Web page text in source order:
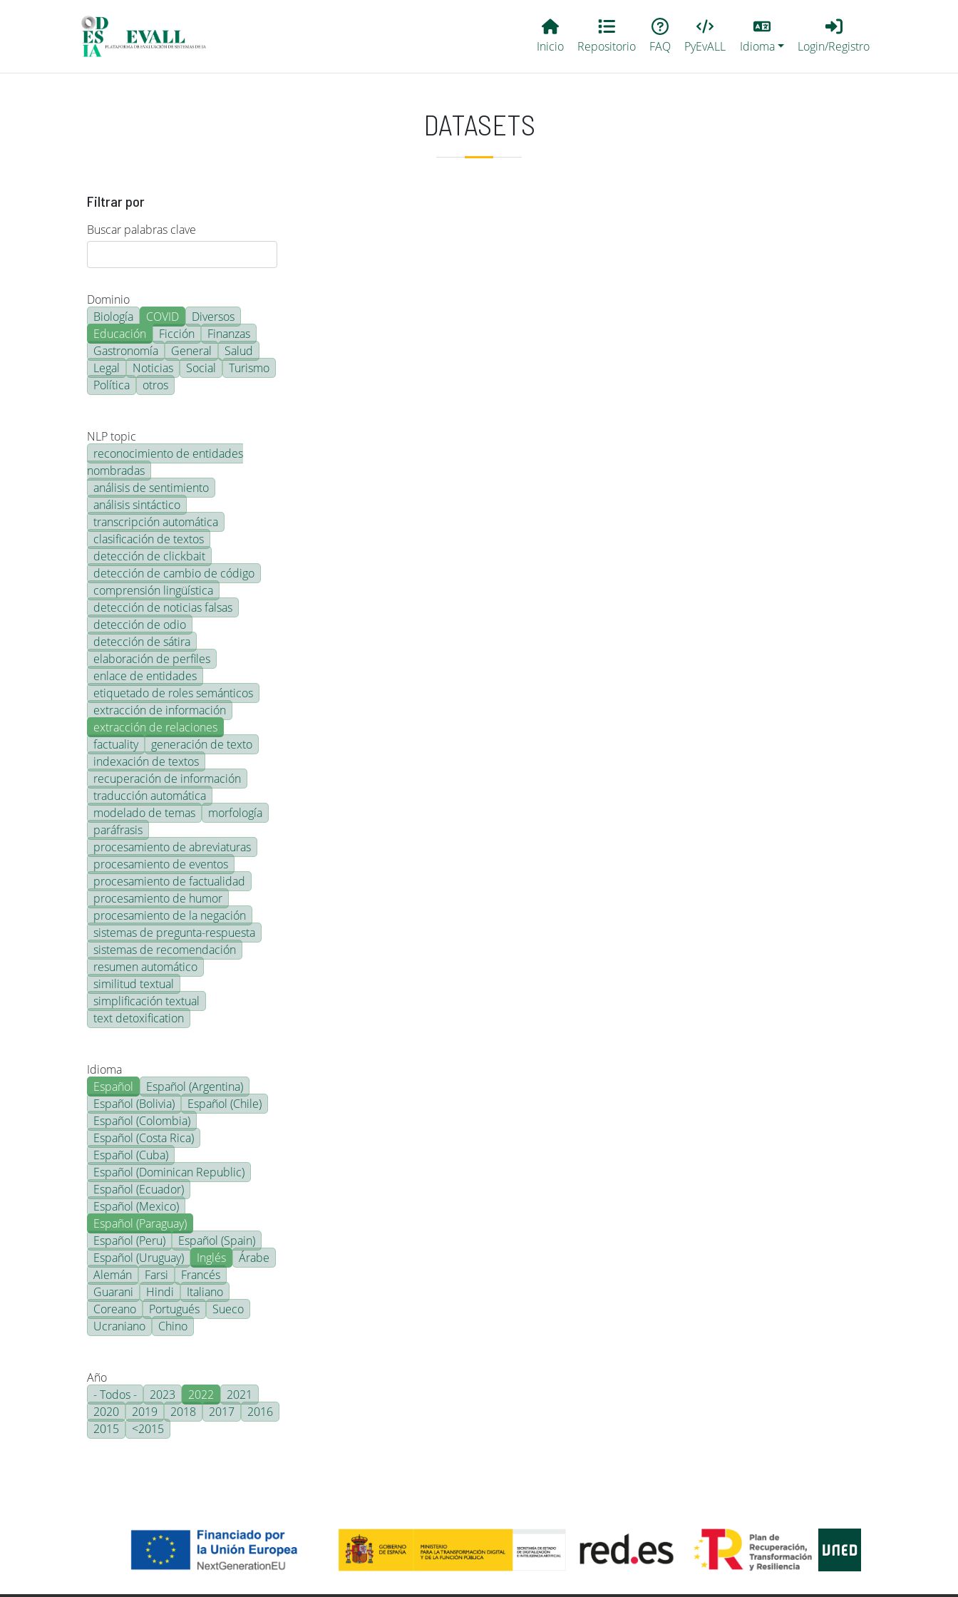
Main EvALL
Inicio Repositorio FAQ PyEvALL
Lang
Idioma
Login_Registro
Login/Registro
DATASETS
Filtrar por
Buscar palabras clave
Dominio
Biología
COVID
Diversos
Educación
Ficción
Finanzas
Gastronomía
General
Salud
Legal
Noticias Social
Turismo
Política
otros
NLP topic
reconocimiento de entidades
nombradas
análisis de sentimiento
análisis sintáctico
transcripción automática
clasificación de textos
detección de clickbait
detección de cambio de código
comprensión lingüística
detección de noticias falsas
detección de odio
detección de sátira
elaboración de perfiles
enlace de entidades
etiquetado de roles semánticos
extracción de información
extracción de relaciones
factuality
generación de texto
indexación de textos
recuperación de información
traducción automática
modelado de temas
morfología
paráfrasis
procesamiento de abreviaturas
procesamiento de eventos
procesamiento de factualidad
procesamiento de humor
procesamiento de la negación
sistemas de pregunta-respuesta
sistemas de recomendación
resumen automático
similitud textual
simplificación textual
text detoxification
Idioma
Español
Español (Argentina)
Español (Bolivia)
Español (Chile)
Español (Colombia)
Español (Costa Rica)
Español (Cuba)
Español (Dominican Republic)
Español (Ecuador)
Español (Mexico)
Español (Paraguay)
Español (Peru)
Español (Spain)
Español (Uruguay)
Inglés
Árabe
Alemán
Farsi
Francés
Guarani
Hindi
Italiano
Coreano
Portugués
Sueco
Ucraniano
Chino
Año
- Todos -
2023 2022
2021
2020
2019 2018 2017
2016
2015
<2015